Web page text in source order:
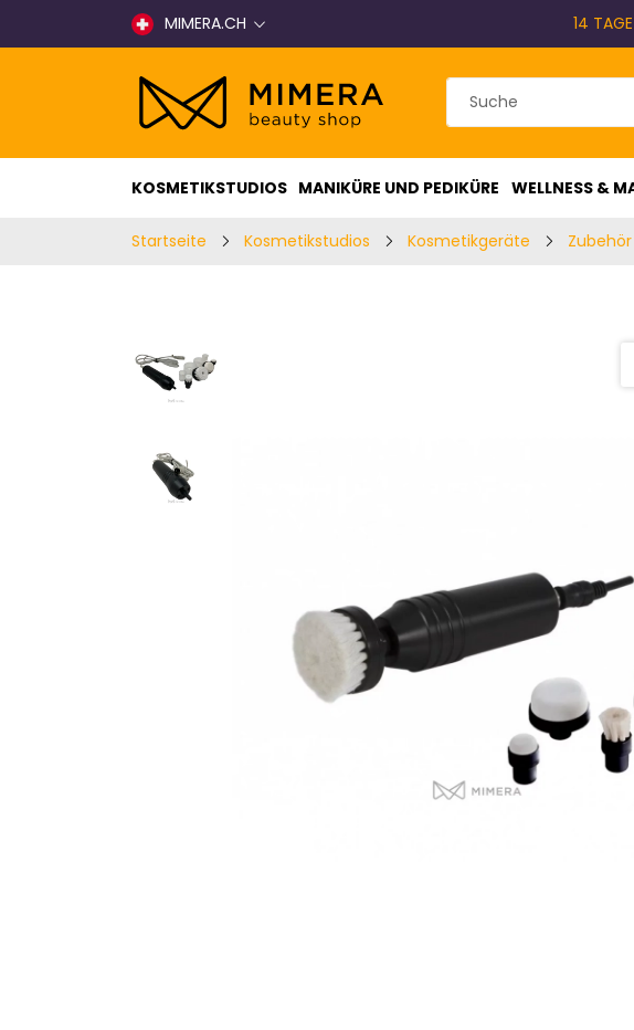
MIMERA.CH 14
KOSMETIKSTUDIOS MANIKÜRE UND PEDIKÜRE WELLNESS &
Startseite Kosmetikstudios Kosmetikgeräte